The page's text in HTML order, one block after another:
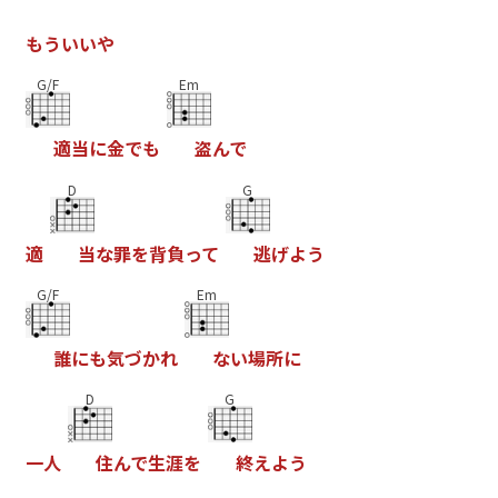
もういいや
G/F
適当に金でも
Em
盗んで
適
D
当な罪を背負って
G
逃げよう
G/F
誰にも気づかれ
Em
ない場所に
一人
D
住んで生涯を
G
終えよう